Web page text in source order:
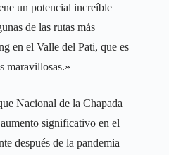
un potencial increíble
de las rutas más
en el Valle del Pati, que es
maravillosas.»
Nacional de la Chapada
significativo en el
después de la pandemia –